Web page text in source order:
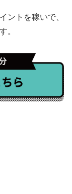
ントを稼いで、
。